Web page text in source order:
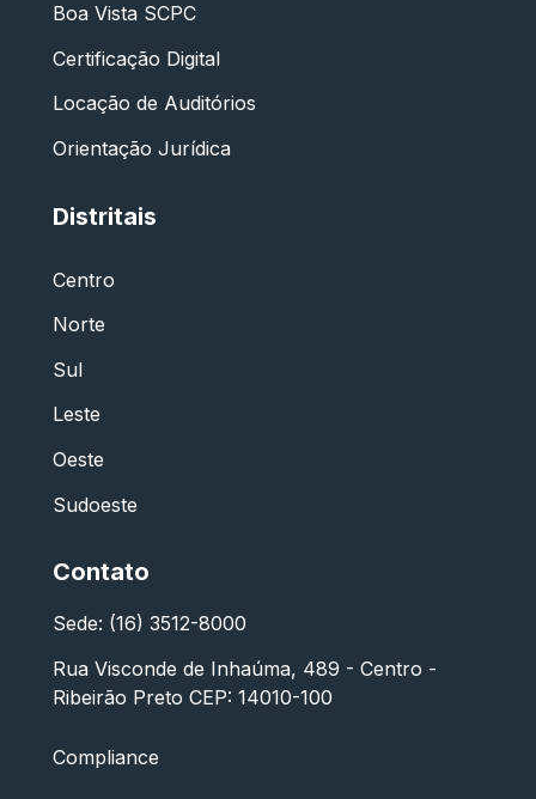
Boa Vista SCPC
Certificação Digital
Locação de Auditórios
Orientação Jurídica
Distritais
Centro
Norte
Sul
Leste
Oeste
Sudoeste
Contato
Sede: (16) 3512-8000
Rua Visconde de Inhaúma, 489 - Centro -
Ribeirão Preto CEP: 14010-100
Compliance